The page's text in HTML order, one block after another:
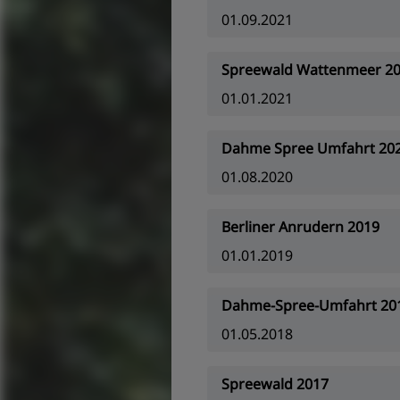
01.09.2021
Spreewald Wattenmeer
01.01.2021
Dahme Spree Umfahrt
01.08.2020
Berliner Anrudern 2019
01.01.2019
Dahme-Spree-Umfahrt
01.05.2018
Spreewald 2017